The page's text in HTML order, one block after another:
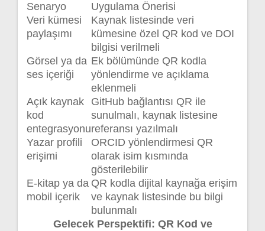
Senaryo
Uygulama Önerisi
Veri kümesi
paylaşımı
Kaynak listesinde veri
kümesine özel QR kod ve DOI
bilgisi verilmeli
Görsel ya da
ses içeriği
Ek bölümünde QR kodla
yönlendirme ve açıklama
eklenmeli
Açık kaynak
kod
entegrasyonu
GitHub bağlantısı QR ile
sunulmalı, kaynak listesine
referansı yazılmalı
Yazar profili
erişimi
ORCID yönlendirmesi QR
olarak isim kısmında
gösterilebilir
E-kitap ya da
mobil içerik
QR kodla dijital kaynağa erişim
ve kaynak listesinde bu bilgi
bulunmalı
Gelecek Perspektifi: QR Kod ve